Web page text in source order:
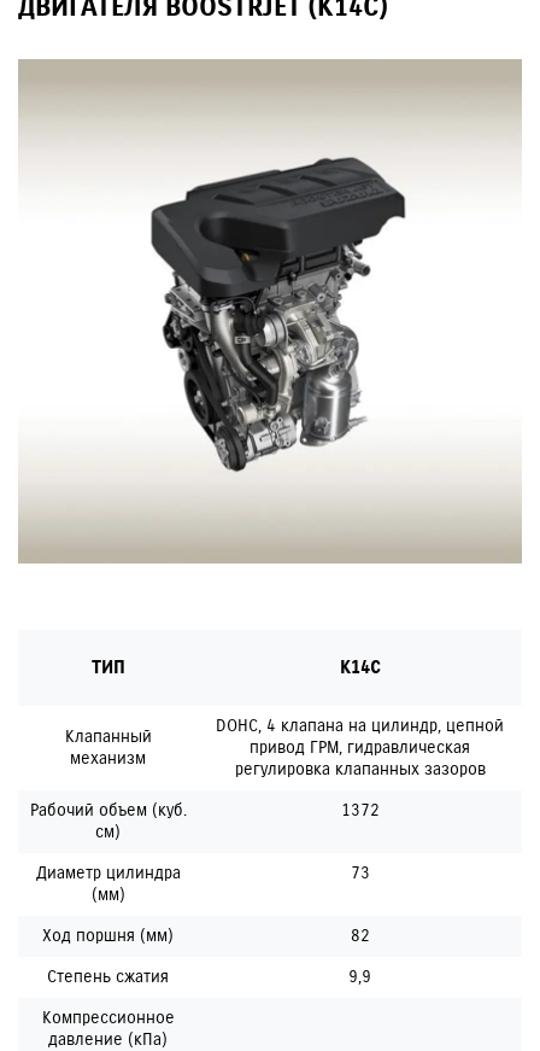
ДВИГАТЕЛЯ BOOSTRJET (K14C)
ТИП K14C
Клапанный
механизм
DOHC, 4 клапана на цилиндр, цепной
привод ГРМ, гидравлическая
регулировка клапанных зазоров
Рабочий объем (куб.
см)
1372
Диаметр цилиндра
(мм)
73
Ход поршня (мм)
82
Степень сжатия
9,9
Компрессионное
давление (кПа)